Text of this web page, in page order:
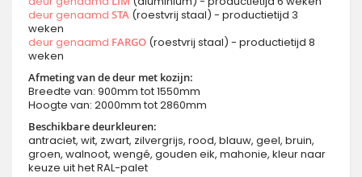
deur genaamd STA (roestvrij staal) - productietijd 3
weken
deur genaamd FARGO (roestvrij staal) - productietijd 8
weken
Afmeting van de deur met kozijn:
Breedte van: 900mm tot 1550mm
Hoogte van: 2000mm tot 2860mm
Beschikbare deurkleuren:
antraciet, wit, zwart, zilvergrijs, rood, blauw, geel, bruin,
groen, walnoot, wengé, gouden eik, mahonie, kleur naar
keuze uit het RAL-palet